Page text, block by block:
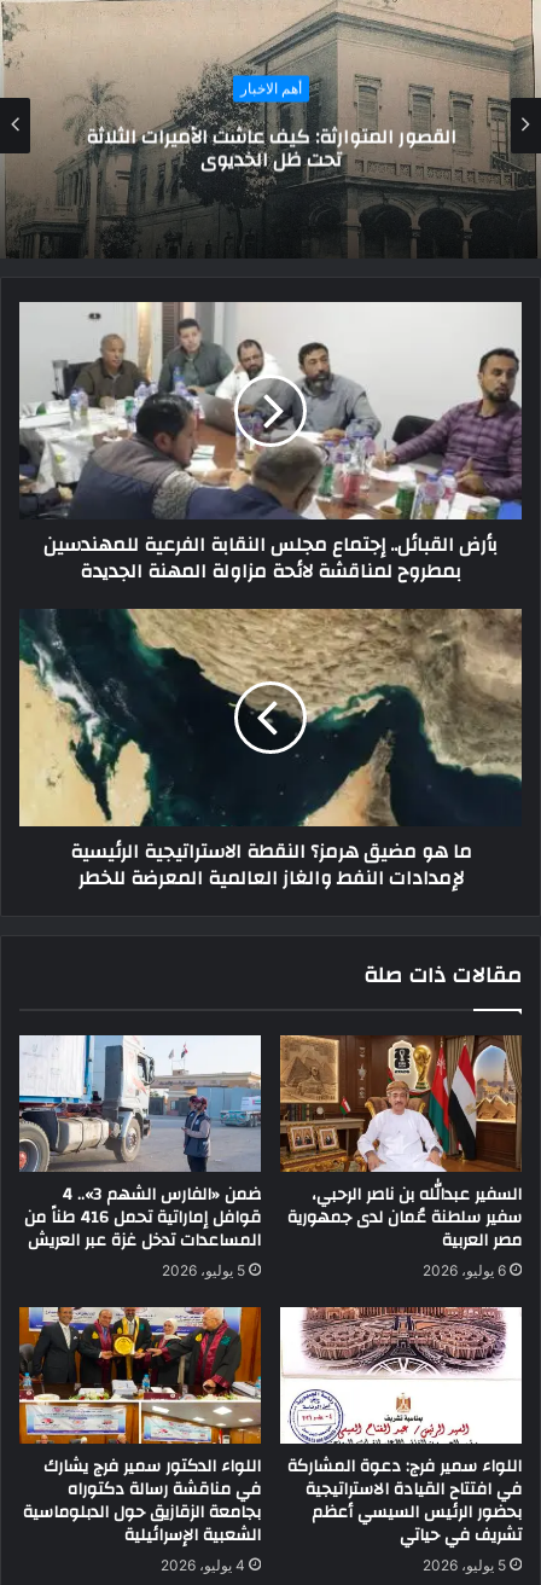
حوارات و تقارير
بحضور شيوخ القبائل.. عُرس جماعي لـ15 عريس
وعروسة بالعريش
بأرض القبائل.. إجتماع مجلس النقابة الفرعية للمهندسين
بمطروح لمناقشة لائحة مزاولة المهنة الجديدة
ما هو مضيق هرمز؟ النقطة الاستراتيجية الرئيسية
لإمدادات النفط والغاز العالمية المعرضة للخطر
مقالات ذات صلة
السفير عبدالله بن ناصر الرحبي،
سفير سلطنة عُمان لدى جمهورية
مصر العربية
6 يوليو، 2026
ضمن «الفارس الشهم 3».. 4
قوافل إماراتية تحمل 416 طناً من
المساعدات تدخل غزة عبر العريش
5 يوليو، 2026
اللواء سمير فرج: دعوة المشاركة
في افتتاح القيادة الاستراتيجية
بحضور الرئيس السيسي أعظم
تشريف في حياتي
5 يوليو، 2026
اللواء الدكتور سمير فرج يشارك
في مناقشة رسالة دكتوراه
بجامعة الزقازيق حول الدبلوماسية
الشعبية الإسرائيلية
4 يوليو، 2026